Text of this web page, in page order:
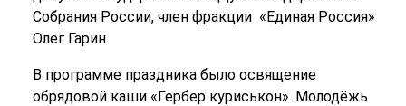
Собрания России, член фракции «Единая Россия»
Олег Гарин.
В программе праздника было освящение
обрядовой каши «Гербер куриськон». Молодёжь